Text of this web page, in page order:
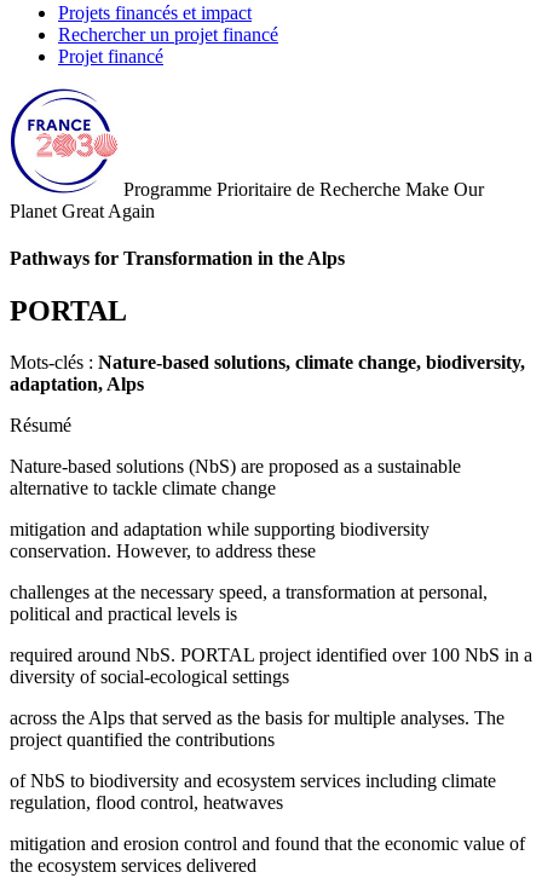
Projets financés et impact
Rechercher un projet financé
Projet financé
Programme Prioritaire de Recherche Make Our
Planet Great Again
Pathways for Transformation in the Alps
PORTAL
Mots-clés : Nature-based solutions, climate change, biodiversity,
adaptation, Alps
Résumé
Nature-based solutions (NbS) are proposed as a sustainable
alternative to tackle climate change
mitigation and adaptation while supporting biodiversity
conservation. However, to address these
challenges at the necessary speed, a transformation at personal,
political and practical levels is
required around NbS. PORTAL project identified over 100 NbS in a
diversity of social-ecological settings
across the Alps that served as the basis for multiple analyses. The
project quantified the contributions
of NbS to biodiversity and ecosystem services including climate
regulation, flood control, heatwaves
mitigation and erosion control and found that the economic value of
the ecosystem services delivered